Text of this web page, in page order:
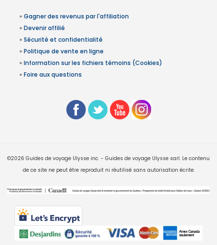
» Gagner des revenus par l'affiliation
» Devenir affilié
» Sécurité et confidentialité
» Politique de vente en ligne
» Information sur les fichiers témoins (Cookies)
» Foire aux questions
©2026 Guides de voyage Ulysse inc. - Guides de voyage Ulysse sarl. Le contenu
de ce site ne peut être reproduit ni réutilisé sans autorisation écrite.